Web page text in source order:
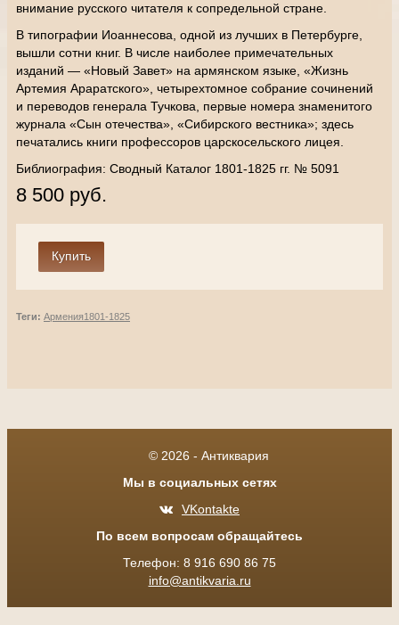
внимание русского читателя к сопредельной стране.
В типографии Иоаннесова, одной из лучших в Петербурге,
вышли сотни книг. В числе наиболее примечательных
изданий — «Новый Завет» на армянском языке, «Жизнь
Артемия Араратского», четырехтомное собрание сочинений
и переводов генерала Тучкова, первые номера знаменитого
журнала «Сын отечества», «Сибирского вестника»; здесь
печатались книги профессоров царскосельского лицея.
Библиография: Сводный Каталог 1801-1825 гг. № 5091
8 500 руб.
Теги: Армения1801-1825
© 2026 - Антиквария
Мы в социальных сетях
VKontakte
По всем вопросам обращайтесь
Телефон: 8 916 690 86 75
info@antikvaria.ru